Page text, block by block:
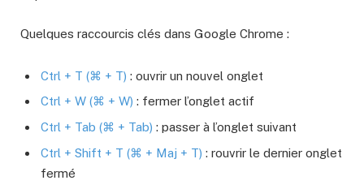
Quelques raccourcis clés dans Google Chrome :
Ctrl + T (⌘ + T) : ouvrir un nouvel onglet
Ctrl + W (⌘ + W) : fermer l’onglet actif
Ctrl + Tab (⌘ + Tab) : passer à l’onglet suivant
Ctrl + Shift + T (⌘ + Maj + T) : rouvrir le dernier onglet
fermé